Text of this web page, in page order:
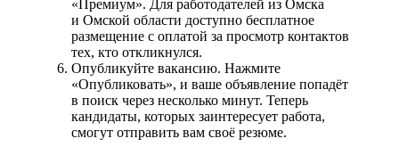
«Премиум». Для работодателей из Омска
и Омской области доступно бесплатное
размещение с оплатой за просмотр контактов
тех, кто откликнулся.
Опубликуйте вакансию. Нажмите
«Опубликовать», и ваше объявление попадёт
в поиск через несколько минут. Теперь
кандидаты, которых заинтересует работа,
смогут отправить вам своё резюме.